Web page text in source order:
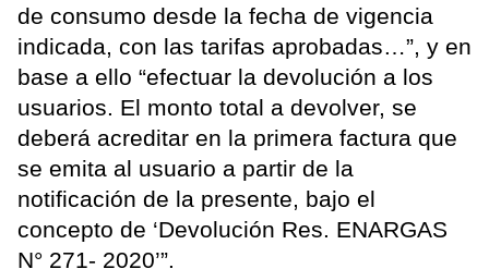
de consumo desde la fecha de vigencia
indicada, con las tarifas aprobadas…”, y en
base a ello “efectuar la devolución a los
usuarios. El monto total a devolver, se
deberá acreditar en la primera factura que
se emita al usuario a partir de la
notificación de la presente, bajo el
concepto de ‘Devolución Res. ENARGAS
N° 271- 2020’”.